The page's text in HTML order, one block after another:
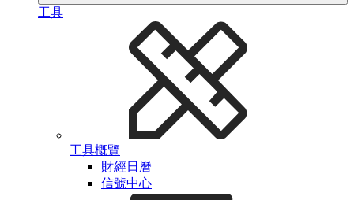
工具
工具概覽
財經日曆
信號中心